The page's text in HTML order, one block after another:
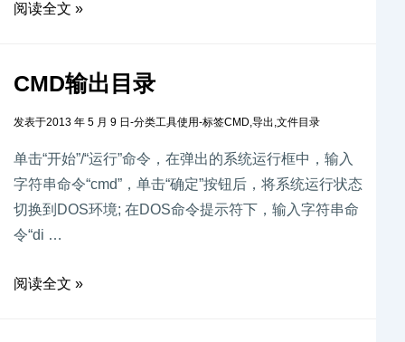
阅读全文 »
CMD输出目录
发表于2013 年 5 月 9 日 -分类工具使用-标签CMD,导出,文件目录
单击“开始”/“运行”命令，在弹出的系统运行框中，输入
字符串命令“cmd”，单击“确定”按钮后，将系统运行状态
切换到DOS环境; 在DOS命令提示符下，输入字符串命
令“di …
阅读全文 »